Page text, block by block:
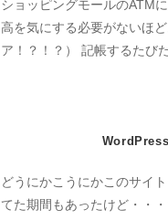
ショッピングモールのATM
高を気にする必要がないほ
ア！？！？） 記帳するたび
WordPress
どうにかこうにかこのサイ
てた期間もあったけど・・・） やり